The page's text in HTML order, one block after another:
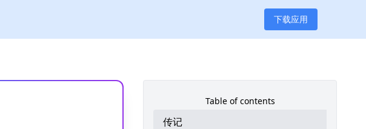
下载应用
Table of contents
传记